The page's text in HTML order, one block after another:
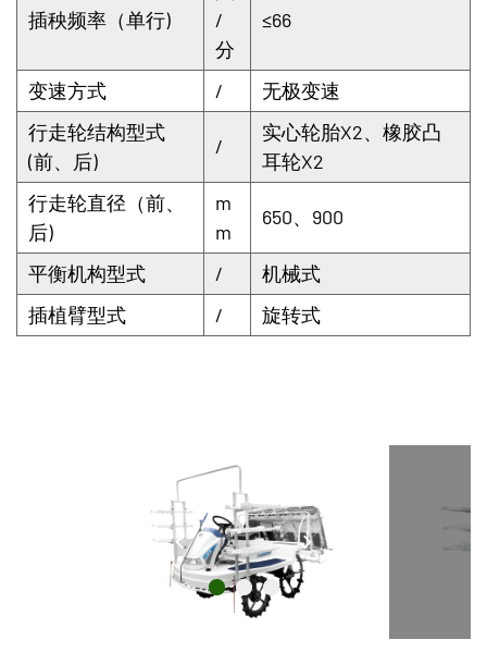
插秧频率（单行)
/
分
≤66
变速方式 /
无极变速
行走轮结构型式
(前、后)
/
实心轮胎X2、橡胶凸
耳轮X2
行走轮直径（前、
后)
m
m
650、900
平衡机构型式 /
机械式
插植臂型式
/ 旋转式